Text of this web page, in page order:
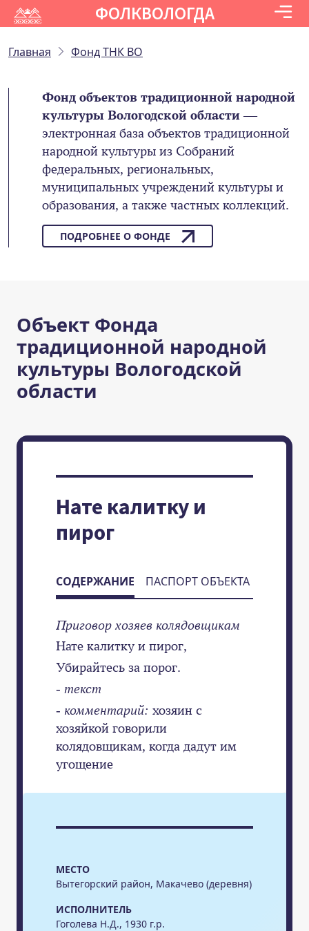
ФОЛКВОЛОГДА
Главная Фонд ТНК ВО
Фонд объектов традиционной народной
культуры Вологодской области—
электронная база объектов традиционной
народной культуры из Собраний
федеральных, региональных,
муниципальных учреждений культуры и
образования, а также частных коллекций.
ПОДРОБНЕЕ О ФОНДЕ
Объект Фонда
традиционной народной
культуры Вологодской
области
МЕСТО
Вытегорский район, Макачево (деревня)
ИСПОЛНИТЕЛЬ
Гоголева Н.Д., 1930 г.р.
Нате калитку и
пирог
СОДЕРЖАНИЕ ПАСПОРТ ОБЪЕКТА
Приговор хозяев колядовщикам
Нате калитку и пирог,
Убирайтесь за порог.
- текст
- комментарий: хозяин с
хозяйкой говорили
колядовщикам, когда дадут им
угощение